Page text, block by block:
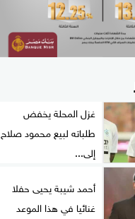
غزل المحلة يخفض
طلباته لبيع محمود صلاح
إلى...
أحمد شيبة يحيى حفلا
غنائيا في هذا الموعد